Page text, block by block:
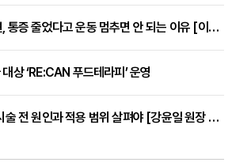
팔 들기 어려운 오십견, 통증 줄었다고 운동 멈추면 안 되는 이유 [이병욱 원장 칼럼]
상 ‘RE:CAN 푸드테라피’ 운영
손발 다한증 보톡스, 시술 전 원인과 적용 범위 살펴야 [강윤일 원장 칼럼]